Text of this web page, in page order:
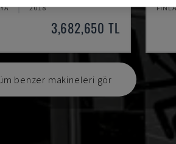
2018
3,682,650 TL
benzer makineleri gör